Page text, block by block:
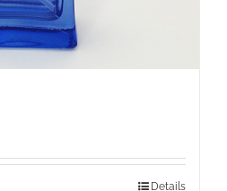
Details